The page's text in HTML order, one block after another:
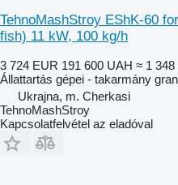
TehnoMashStroy EShK-60
fish) 11 kW, 100 kg/h
3 724 EUR 191 600 UAH ≈ 1 348
Állattartás gépei - takarmány
Ukrajna, m. Cherkasi
TehnoMashStroy
Kapcsolatfelvétel az eladóval